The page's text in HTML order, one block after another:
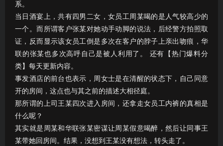
系。
当日酒宴上，共有四男二女，女员工周某喝的是人气较高少的
一个。而所谓客户张某对她动手动脚的说法，后经警方拍照取
证，反而显示该女员工倒是多次在客户的脖子上亲出吻痕，华
联的张某也多次高呼自己是被人利用了。 还有【热门爆料分
类】每天更新内容。
事发酒店的前台也表示，周女士是在清醒的状态下，自己同意
开的房间，这点也与其之前的描述大相径庭。
那所谓的上司王某四次进入房间，还拿走女员工内裤的真相是
什么呢？
其实就是周某和华联张某密谋让周某假意喝醉，然后让同事王
某带她回房间。结果，没想到王某没有想法，转头走了。